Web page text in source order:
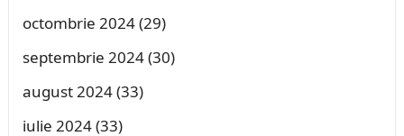
octombrie 2024(29)
septembrie 2024(30)
august 2024(33)
iulie 2024(33)